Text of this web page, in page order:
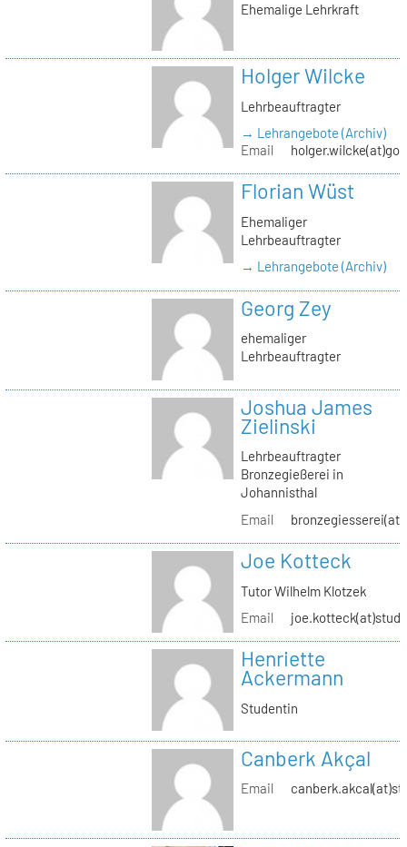
Ehemalige Lehrkraft
Holger Wilcke
Lehrbeauftragter
→ Lehrangebote (Archiv)
Email
Florian Wüst
Ehemaliger
Lehrbeauftragter
→ Lehrangebote (Archiv)
Georg Zey
ehemaliger
Lehrbeauftragter
Joshua James
Zielinski
Lehrbeauftragter
Bronzegießerei in
Johannisthal
Email
Joe Kotteck
Tutor Wilhelm Klotzek
Email
Henriette
Ackermann
Studentin
Canberk Akçal
Email